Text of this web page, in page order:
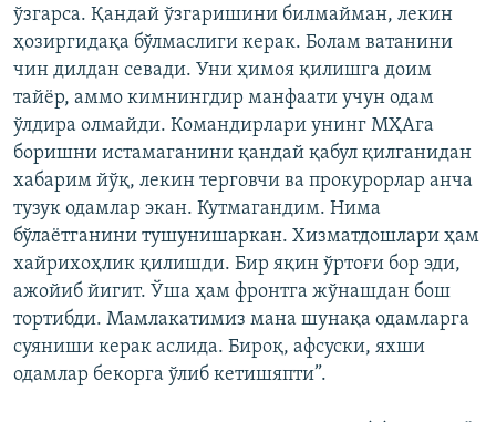
ўзгарса. Қандай ўзгаришини билмайман, лекин
ҳозиргидақа бўлмаслиги керак. Болам ватанини
чин дилдан севади. Уни ҳимоя қилишга доим
тайёр, аммо кимнингдир манфаати учун одам
ўлдира олмайди. Командирлари унинг МҲАга
боришни истамаганини қандай қабул қилганидан
хабарим йўқ, лекин терговчи ва прокурорлар анча
тузук одамлар экан. Кутмагандим. Нима
бўлаётганини тушунишаркан. Хизматдошлари ҳам
хайрихоҳлик қилишди. Бир яқин ўртоғи бор эди,
ажойиб йигит. Ўша ҳам фронтга жўнашдан бош
тортибди. Мамлакатимиз мана шунақа одамларга
суяниши керак аслида. Бироқ, афсуски, яхши
одамлар бекорга ўлиб кетишяпти”.